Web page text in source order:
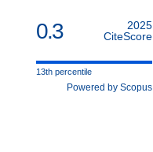
0.3
2025
CiteScore
13th percentile
Powered by Scopus